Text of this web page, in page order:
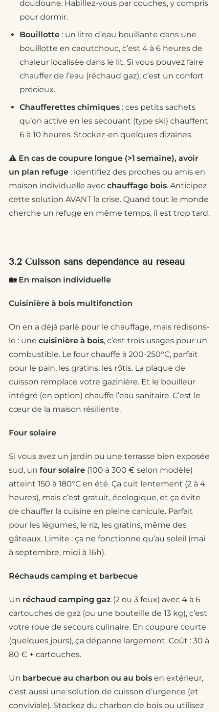
doudoune. Habillez-vous par couches, y compris
pour dormir.
Bouillotte : un litre d’eau bouillante dans une
bouillotte en caoutchouc, c’est 4 à 6 heures de
chaleur localisée dans le lit. Si vous pouvez faire
chauffer de l’eau (réchaud gaz), c’est un confort
précieux.
Chaufferettes chimiques : ces petits sachets
qu’on active en les secouant (type ski) chauffent
6 à 10 heures. Stockez-en quelques dizaines.
⚠️ En cas de coupure longue (>1 semaine), avoir
un plan refuge : identifiez des proches ou amis en
maison individuelle avec chauffage bois. Anticipez
cette solution AVANT la crise. Quand tout le monde
cherche un refuge en même temps, il est trop tard.
3.2 Cuisson sans dépendance au réseau
🏡 En maison individuelle
Cuisinière à bois multifonction
On en a déjà parlé pour le chauffage, mais redisons-
le : une cuisinière à bois, c’est trois usages pour un
combustible. Le four chauffe à 200-250°C, parfait
pour le pain, les gratins, les rôtis. La plaque de
cuisson remplace votre gazinière. Et le bouilleur
intégré (en option) chauffe l’eau sanitaire. C’est le
cœur de la maison résiliente.
Four solaire
Si vous avez un jardin ou une terrasse bien exposée
sud, un four solaire (100 à 300 € selon modèle)
atteint 150 à 180°C en été. Ça cuit lentement (2 à 4
heures), mais c’est gratuit, écologique, et ça évite
de chauffer la cuisine en pleine canicule. Parfait
pour les légumes, le riz, les gratins, même des
gâteaux. Limite : ça ne fonctionne qu’au soleil (mai
à septembre, midi à 16h).
Réchauds camping et barbecue
Un réchaud camping gaz (2 ou 3 feux) avec 4 à 6
cartouches de gaz (ou une bouteille de 13 kg), c’est
votre roue de secours culinaire. En coupure courte
(quelques jours), ça dépanne largement. Coût : 30 à
80 € + cartouches.
Un barbecue au charbon ou au bois en extérieur,
c’est aussi une solution de cuisson d’urgence (et
conviviale). Stockez du charbon de bois ou utilisez